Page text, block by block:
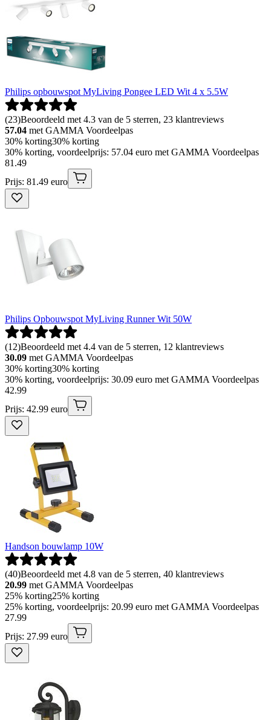
Philips opbouwspot MyLiving Pongee LED Wit 4 x 5.5W
(23)Beoordeeld met 4.3 van de 5 sterren, 23 klantreviews
57.04 met GAMMA Voordeelpas
30% korting30% korting
30% korting, voordeelprijs: 57.04 euro met GAMMA Voordeelpas
81 .49
Prijs: 81.49 euro
Philips Opbouwspot MyLiving Runner Wit 50W
(12)Beoordeeld met 4.4 van de 5 sterren, 12 klantreviews
30.09 met GAMMA Voordeelpas
30% korting30% korting
30% korting, voordeelprijs: 30.09 euro met GAMMA Voordeelpas
42.99
Prijs: 42.99 euro
Handson bouwlamp 10W
(40)Beoordeeld met 4.8 van de 5 sterren, 40 klantreviews
20.99 met GAMMA Voordeelpas
25% korting25% korting
25% korting, voordeelprijs: 20.99 euro met GAMMA Voordeelpas
27.99
Prijs: 27.99 euro